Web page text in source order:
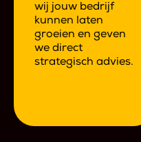
wij jouw bedrijf
kunnen laten
groeien en geven
we direct
strategisch advies.